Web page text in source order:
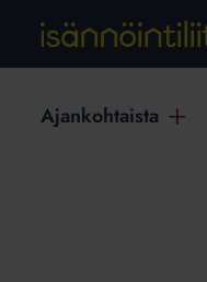
Ajankohtaista